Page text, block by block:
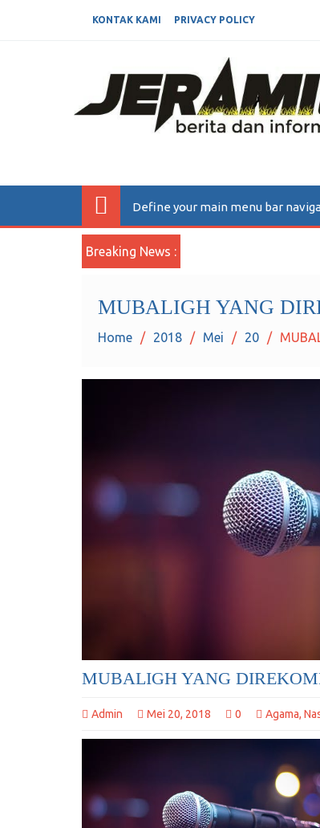
KONTAK KAMI PRIVACY POLICY
Define your main menu bar
Breaking News :
MUBALIGH YANG
Home 2018 Mei 20
MUBALIGH YANG
Admin Mei 20, 2018 0 Agama,